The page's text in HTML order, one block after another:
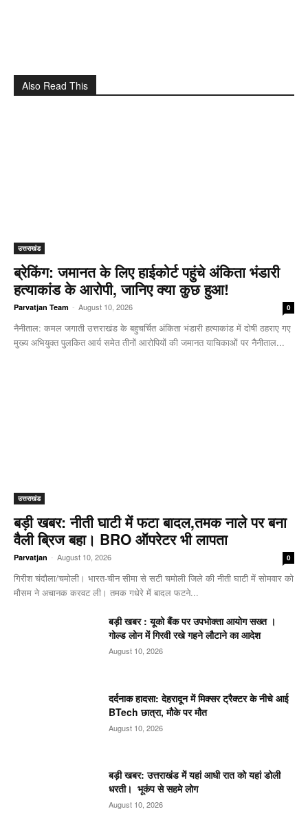
Also Read This
उत्तराखंड
ब्रेकिंग: जमानत के लिए हाईकोर्ट पहुंचे अंकिता भंडारी
हत्याकांड के आरोपी, जानिए क्या कुछ हुआ!
Parvatjan Team - August 10, 2026 0
नैनीताल: कमल जगाती उत्तराखंड के बहुचर्चित अंकिता भंडारी हत्याकांड में दोषी ठहराए गए
मुख्य अभियुक्त पुलकित आर्य समेत तीनों आरोपियों की जमानत याचिकाओं पर नैनीताल...
उत्तराखंड
बड़ी खबर: नीती घाटी में फटा बादल,तमक नाले पर बना
वैली ब्रिज बहा। BRO ऑपरेटर भी लापता
Parvatjan - August 10, 2026 0
गिरीश चंदौला/चमोली। भारत-चीन सीमा से सटी चमोली जिले की नीती घाटी में सोमवार को
मौसम ने अचानक करवट ली। तमक गधेरे में बादल फटने...
बड़ी खबर : यूको बैंक पर उपभोक्ता आयोग सख्त ।
गोल्ड लोन में गिरवी रखे गहने लौटाने का आदेश
August 10, 2026
दर्दनाक हादसा: देहरादून में मिक्सर ट्रैक्टर के नीचे आई
BTech छात्रा, मौके पर मौत
August 10, 2026
बड़ी खबर: उत्तराखंड में यहां आधी रात को यहां डोली
धरती। भूकंप से सहमे लोग
August 10, 2026